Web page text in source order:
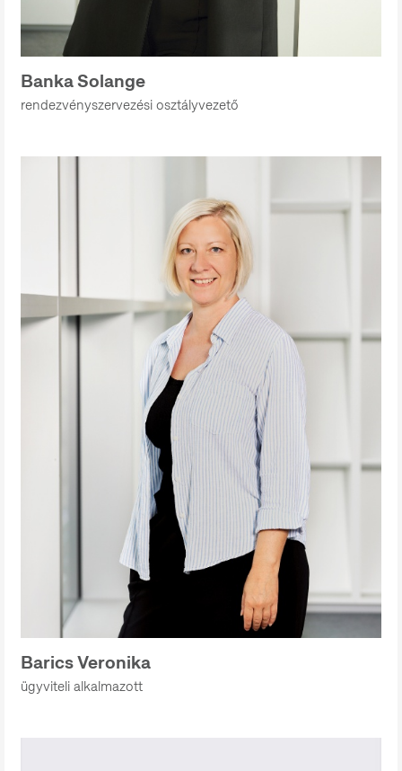
Banka Solange
rendezvényszervezési osztályvezető
Barics Veronika
ügyviteli alkalmazott